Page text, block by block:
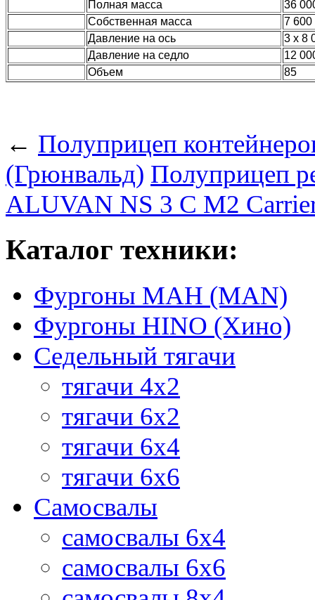
Полная масса
36
Собственная масса
7 600
Давление на ось
3 х 8
Давление на седло
12
Объем
85
← Полуприцеп
(Грюнвальд) Полуприцеп
ALUVAN NS 3 C M2
Каталог техники:
Фургоны МАН (MAN)
Фургоны HINO (Хино)
Седельный тягачи
тягачи 4х2
тягачи 6х2
тягачи 6х4
тягачи 6х6
Самосвалы
самосвалы 6x4
самосвалы 6x6